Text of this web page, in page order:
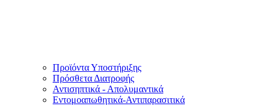
Προϊόντα Υποστήριξης
Πρόσθετα Διατροφής
Αντισηπτικά - Απολυμαντικά
Εντομοαπωθητικά-Αντιπαρασιτικά